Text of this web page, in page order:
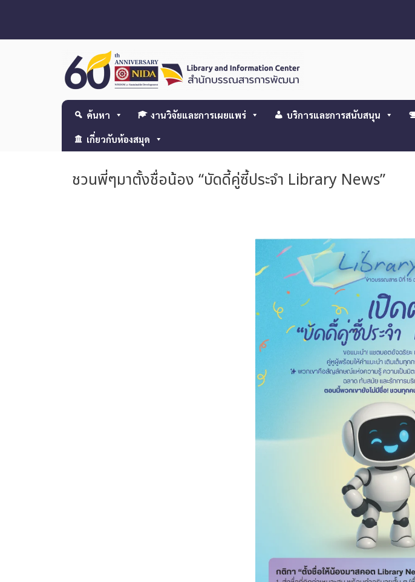
ค้นหา งานวิจัยและการเผยแพร่ บริการและการสนับสนุน
เกี่ยวกับห้องสมุด
ชวนพี่ๆมาตั้งชื่อน้อง “บัดดี้คู่ซี้ประจำ Library News”